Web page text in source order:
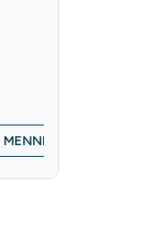
MENNECY